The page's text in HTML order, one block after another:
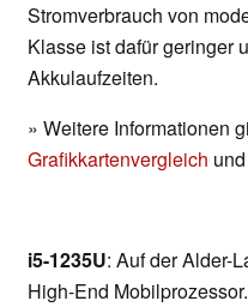
Stromverbrauch von
Klasse ist dafür geringer
Akkulaufzeiten.
» Weitere Informationen
Grafikkartenvergleich
i5-1235U: Auf der Alder-
High-End